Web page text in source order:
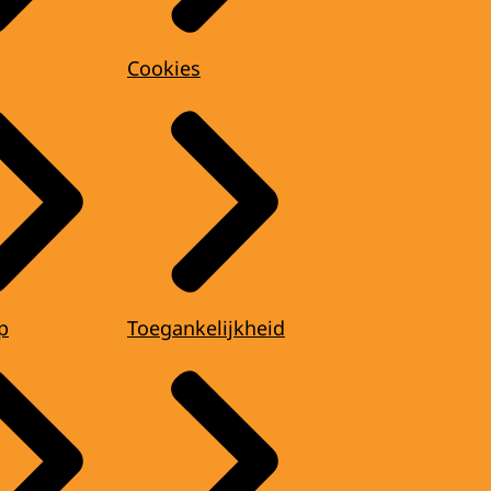
Cookies
Toegankelijkheid